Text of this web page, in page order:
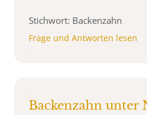
Stichwort: Backenzahn
Frage und Antworten lesen
Backenzahn unter